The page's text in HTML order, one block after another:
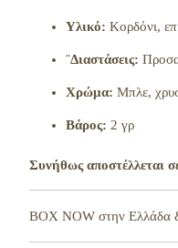
Υλικό: Κορδόνι,
¨Διαστάσεις:
Χρώμα: Μπλε,
Βάρος: 2 γρ
Συνήθως αποστέλλεται
BOX NOW στην Ελλάδα